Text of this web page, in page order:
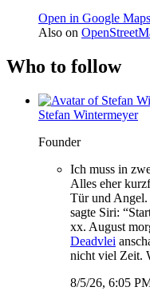
Open in Google Maps
Also on
Who to follow
Stefan Wintermeyer
Founder
Ich muss in
Alles eher
Tür und Angel.
sagte Siri:
xx. August
Deadvlei
nicht viel Zeit.
8/5/26, 6:05